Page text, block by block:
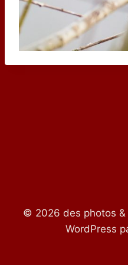
© 2026 des photos &
WordPress